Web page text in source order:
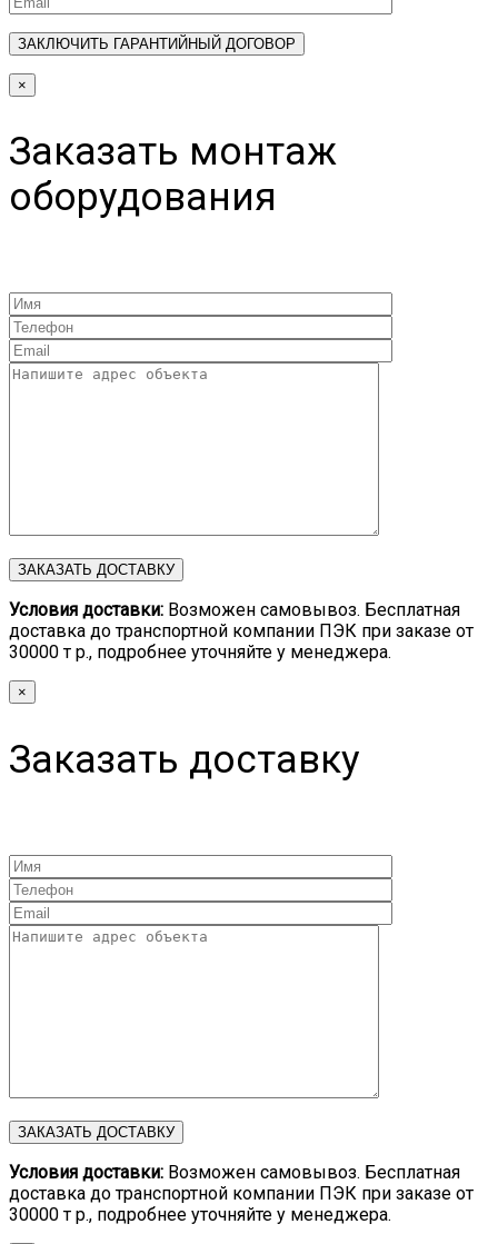
×
Заказать монтаж
оборудования
Условия доставки: Возможен самовывоз. Бесплатная
доставка до транспортной компании ПЭК при заказе от
30000 т р., подробнее уточняйте у менеджера.
×
Заказать доставку
Условия доставки: Возможен самовывоз. Бесплатная
доставка до транспортной компании ПЭК при заказе от
30000 т р., подробнее уточняйте у менеджера.